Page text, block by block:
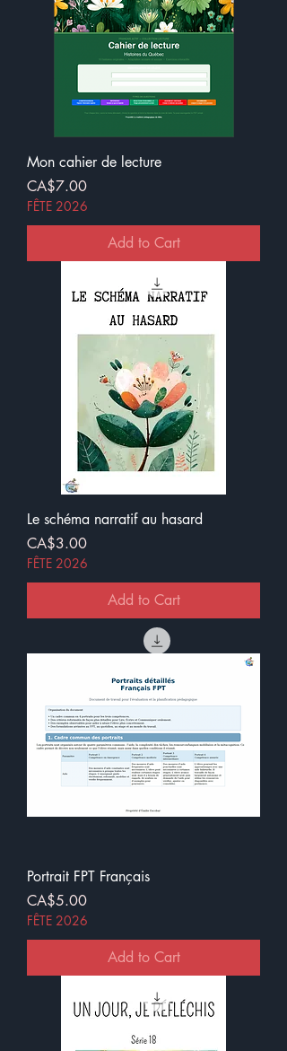
Mon cahier de lecture
Price
CA$7.00
FÊTE 2026
Add to Cart
Le schéma narratif au hasard
Price
CA$3.00
FÊTE 2026
Add to Cart
Portrait FPT Français
Price
CA$5.00
FÊTE 2026
Add to Cart